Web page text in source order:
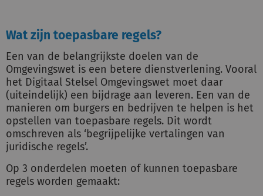
Wat zijn toepasbare regels?
Een van de belangrijkste doelen van de
Omgevingswet is een betere dienstverlening. Vooral
het Digitaal Stelsel Omgevingswet moet daar
(uiteindelijk) een bijdrage aan leveren. Een van de
manieren om burgers en bedrijven te helpen is het
opstellen van toepasbare regels. Dit wordt
omschreven als ‘begrijpelijke vertalingen van
juridische regels’.
Op 3 onderdelen moeten of kunnen toepasbare
regels worden gemaakt: